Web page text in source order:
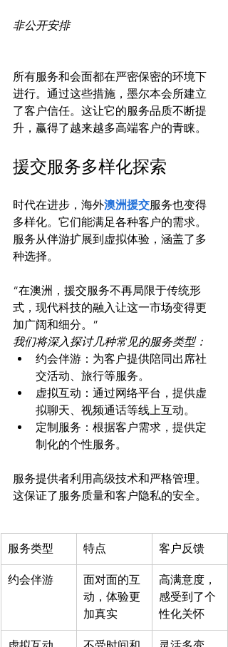
非公开安排
所有服务和会面都在严密保密的环境下
进行。通过这些措施，墨尔本会所建立
了客户信任。这让它的服务品质不断提
援交服务多样化探索
时代在进步，海外澳洲援交服务也变得
多样化。它们能满足各种客户的需求。
服务从伴游扩展到虚拟体验，涵盖了多
“在澳洲，援交服务不再局限于传统形
式，现代科技的融入让这一市场变得更
加广阔和细分。”
我们将深入探讨几种常见的服务类型：
约会伴游：为客户提供陪同出席社
交活动、旅行等服务。
虚拟互动：通过网络平台，提供虚
拟聊天、视频通话等线上互动。
定制服务：根据客户需求，提供定
制化的个性服务。
服务提供者利用高级技术和严格管理。
服务类型 特点 客户反馈
约会伴游
面对面的互
动，体验更
加真实
高满意度，
感受到了个
性化关怀